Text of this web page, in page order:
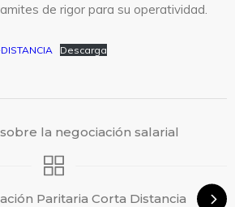
de rigor para su operatividad.
Descarga
la negociación salarial
Paritaria Corta Distancia